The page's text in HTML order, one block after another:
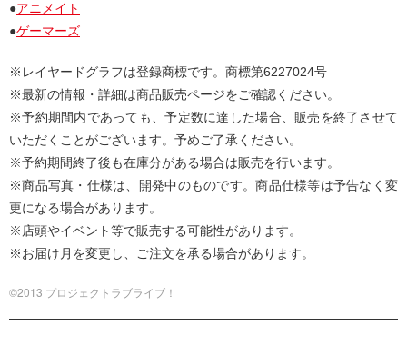
●アニメイト
●ゲーマーズ
※レイヤードグラフは登録商標です。商標第6227024号
※最新の情報・詳細は商品販売ページをご確認ください。
※予約期間内であっても、予定数に達した場合、販売を終了させて
いただくことがございます。予めご了承ください。
※予約期間終了後も在庫分がある場合は販売を行います。
※商品写真・仕様は、開発中のものです。商品仕様等は予告なく変
更になる場合があります。
※店頭やイベント等で販売する可能性があります。
※お届け月を変更し、ご注文を承る場合があります。
©2013 プロジェクトラブライブ！